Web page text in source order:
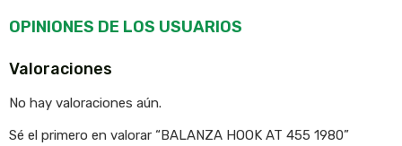
OPINIONES DE LOS USUARIOS
Valoraciones
No hay valoraciones aún.
Sé el primero en valorar “BALANZA HOOK AT 455 1980”